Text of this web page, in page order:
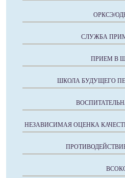
ОРКСЭ/
СЛУЖБА
ПРИЕМ В
ШКОЛА БУДУЩЕГО
НЕЗАВИСИМАЯ ОЦЕНКА